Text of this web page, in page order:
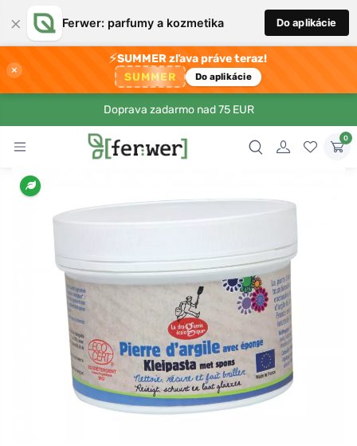
× Ferwer: parfumy a kozmetika Do aplikácie
×
⚡SUMMER zľava práve teraz!
SUMMER Do aplikácie
Doprava zadarmo nad 75 EUR
0